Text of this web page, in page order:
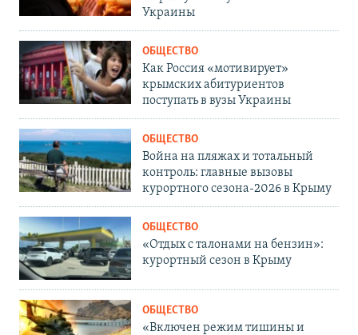
Украины
ОБЩЕСТВО
Как Россия «мотивирует»
крымских абитуриентов
поступать в вузы Украины
ОБЩЕСТВО
Война на пляжах и тотальный
контроль: главные вызовы
курортного сезона-2026 в Крыму
ОБЩЕСТВО
«Отдых с талонами на бензин»:
курортный сезон в Крыму
ОБЩЕСТВО
«Включен режим тишины и